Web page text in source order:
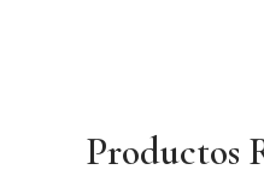
Productos